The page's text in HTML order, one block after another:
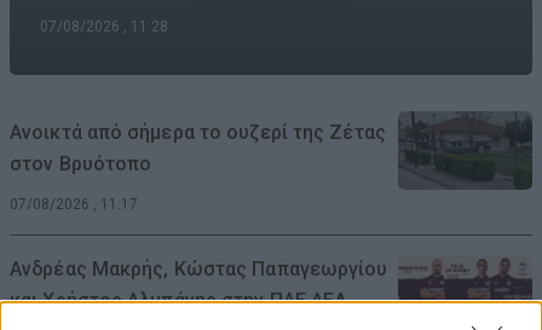
07/08/2026 , 11:28
Ανοικτά από σήμερα το ουζερί της Ζέτας
στον Βρυότοπο
07/08/2026 , 11:17
Ανδρέας Μακρής, Κώστας Παπαγεωργίου
και Χρήστος Αλμπάνης στην ΠΑΕ ΑΕΛ